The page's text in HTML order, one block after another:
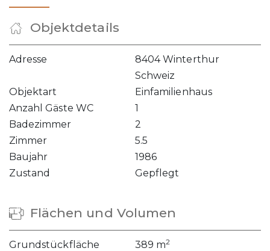
Objektdetails
Adresse
8404 Winterthur
Schweiz
Objektart
Einfamilienhaus
Anzahl Gäste WC
1
Badezimmer
2
Zimmer
5.5
Baujahr
1986
Zustand
Gepflegt
Flächen und Volumen
Grundstückfläche 389 m2